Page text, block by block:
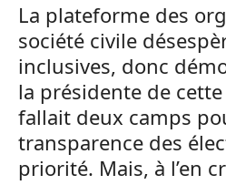
La plateforme des
société civile
inclusives, donc
la présidente de
fallait deux camps
transparence des
priorité. Mais, à l’en